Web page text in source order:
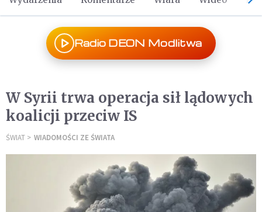
Radio DEON Modlitwa
W Syrii trwa operacja sił lądowych
koalicji przeciw IS
ŚWIAT WIADOMOŚCI ZE ŚWIATA